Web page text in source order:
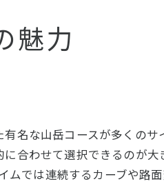
徴と難所解析
ペース配分
感と工夫
難易度と対策
魅力
名な山岳コースが多くの
合わせて選択できるのが
では連続するカーブや路